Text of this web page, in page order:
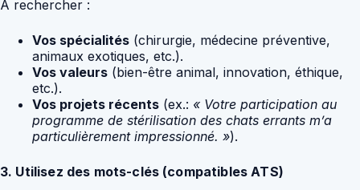
A rechercher :
Vos spécialités (chirurgie, médecine préventive,
animaux exotiques, etc.).
Vos valeurs (bien-être animal, innovation, éthique,
etc.).
Vos projets récents (ex.: « Votre participation au
programme de stérilisation des chats errants m’a
particulièrement impressionné. »).
3. Utilisez des mots-clés (compatibles ATS)